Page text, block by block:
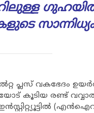
വകഭേദം
കൂടിയ രണ്ട്